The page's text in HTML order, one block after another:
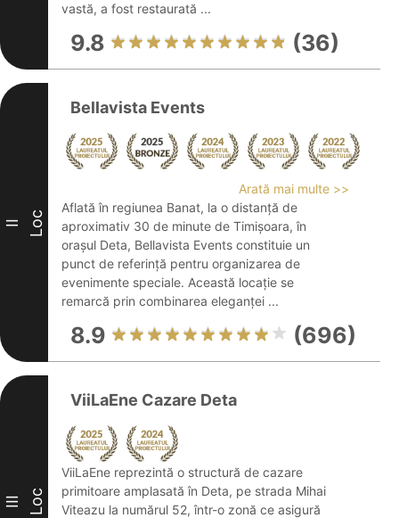
vastă, a fost restaurată ...
9.8 (36)
II Loc
Bellavista Events
Arată mai multe >>
Aflată în regiunea Banat, la o distanță de
aproximativ 30 de minute de Timișoara, în
orașul Deta, Bellavista Events constituie un
punct de referință pentru organizarea de
evenimente speciale. Această locație se
remarcă prin combinarea eleganței ...
8.9 (696)
III Loc
ViiLaEne Cazare Deta
ViiLaEne reprezintă o structură de cazare
primitoare amplasată în Deta, pe strada Mihai
Viteazu la numărul 52, într-o zonă ce asigură